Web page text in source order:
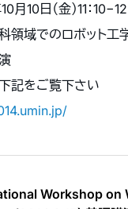
月10日（金）11：10−12
領域でのロボット工
記をご覧下さい
Workshop on